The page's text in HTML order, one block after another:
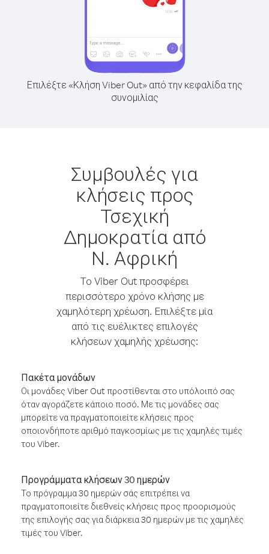
Επιλέξτε «Κλήση Viber Out» από την κεφαλίδα της
συνομιλίας
Συμβουλές για
κλήσεις προς
Τσεχική
Δημοκρατία από
Ν. Αφρική
Το Viber Out προσφέρει
περισσότερο χρόνο κλήσης με
χαμηλότερη χρέωση. Επιλέξτε μία
από τις ευέλικτες επιλογές
κλήσεων χαμηλής χρέωσης:
Πακέτα μονάδων
Οι μονάδες Viber Out προστίθενται στο υπόλοιπό σας
όταν αγοράζετε κάποιο ποσό. Με τις μονάδες σας
μπορείτε να πραγματοποιείτε κλήσεις προς
οποιονδήποτε αριθμό παγκοσμίως με τις χαμηλές τιμές
του Viber.
Προγράμματα κλήσεων 30 ημερών
Το πρόγραμμα 30 ημερών σάς επιτρέπει να
πραγματοποιείτε διεθνείς κλήσεις προς προορισμούς
της επιλογής σας για διάρκεια 30 ημερών με τις χαμηλές
τιμές του Viber.